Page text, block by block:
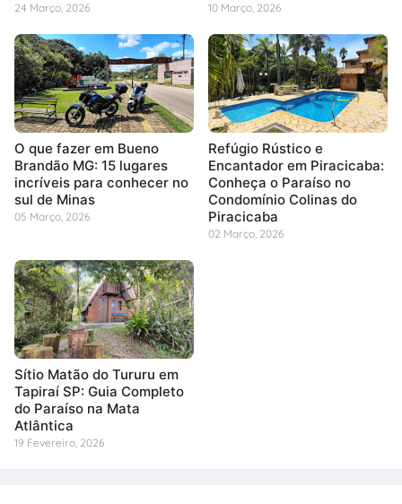
24 Março, 2026 10 Março, 2026
O que fazer em Bueno
Brandão MG: 15 lugares
incríveis para conhecer no
sul de Minas
05 Março, 2026
Refúgio Rústico e
Encantador em Piracicaba:
Conheça o Paraíso no
Condomínio Colinas do
Piracicaba
02 Março, 2026
Sítio Matão do Tururu em
Tapiraí SP: Guia Completo
do Paraíso na Mata
Atlântica
19 Fevereiro, 2026